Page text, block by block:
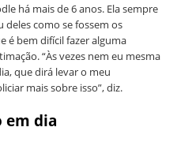
há mais de 6 anos. Ela sempre
como se fossem os
é bem difícil fazer alguma
“Às vezes nem eu mesma
que dirá levar o meu
mais sobre isso”, diz.
em dia